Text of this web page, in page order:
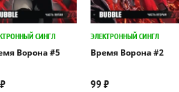
СИНГЛ
Ворона #5
ЭЛЕКТРОННЫЙ СИНГЛ
Время Ворона #2
99 ₽